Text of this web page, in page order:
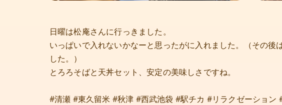
日曜は松庵さんに行っきました。
いっぱいで入れないかなーと思ったがに入れました。（その
した。）
とろろそばと天丼セット、安定の美味しさですね。
#清瀬 #東久留米 #秋津 #西武池袋 #駅チカ #リラクゼーショ